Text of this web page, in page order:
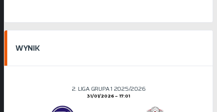
WYNIK
2. LIGA GRUPA 1 2025/2026
31/01/2026 17:01